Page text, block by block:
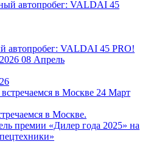
автопробег: VALDAI 45 PRO!
08 Апрель
24 Март
в Москве.